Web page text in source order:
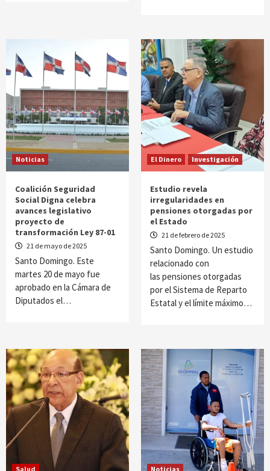
Noticias
Coalición Seguridad
Social Digna celebra
avances legislativo
proyecto de
transformación Ley 87-01
21 de mayo de 2025
Santo Domingo. Este
martes 20 de mayo fue
aprobado en la Cámara de
Diputados el…
El Dinero Investigación
Estudio revela
irregularidades en
pensiones otorgadas por
el Estado
21 de febrero de 2025
Santo Domingo. Un estudio
relacionado con
las pensiones otorgadas
por el Sistema de Reparto
Estatal y el límite máximo…
Salud Noticias